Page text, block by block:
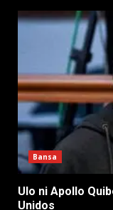
Bansa
Ulo ni Apollo
Unidos